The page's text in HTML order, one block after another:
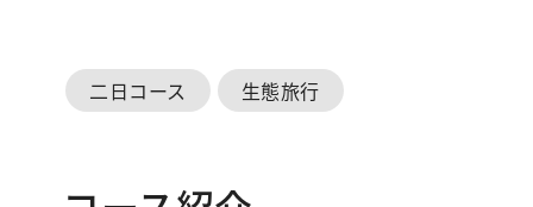
二日コース 生態旅行